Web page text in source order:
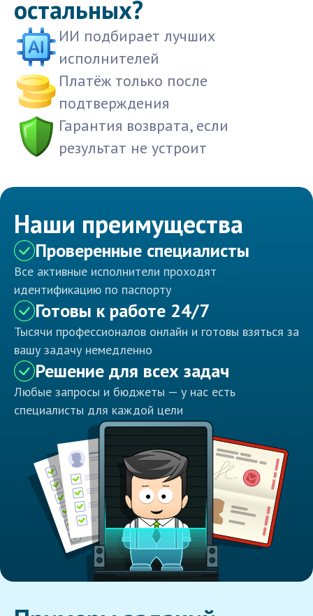
остальных?
ИИ подбирает лучших
исполнителей
Платёж только после
подтверждения
Гарантия возврата, если
результат не устроит
Наши преимущества
Проверенные специалисты
Все активные исполнители проходят
идентификацию по паспорту
Готовы к работе 24/7
Тысячи профессионалов онлайн и готовы взяться за
вашу задачу немедленно
Решение для всех задач
Любые запросы и бюджеты — у нас есть
специалисты для каждой цели